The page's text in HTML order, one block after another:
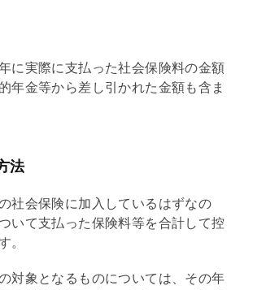
に実際に支払った社会保険料の金額
年金等から差し引かれた金額も含ま
法
社会保険に加入しているはずなの
いて支払った保険料等を合計して控
。
対象となるものについては、その年